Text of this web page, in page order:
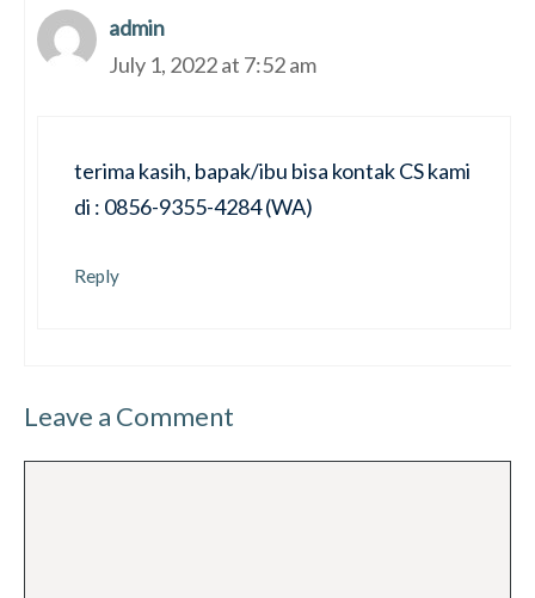
admin
July 1, 2022 at 7:52 am
terima kasih, bapak/ibu bisa kontak CS kami
di : 0856-9355-4284 (WA)
Reply
Leave a Comment